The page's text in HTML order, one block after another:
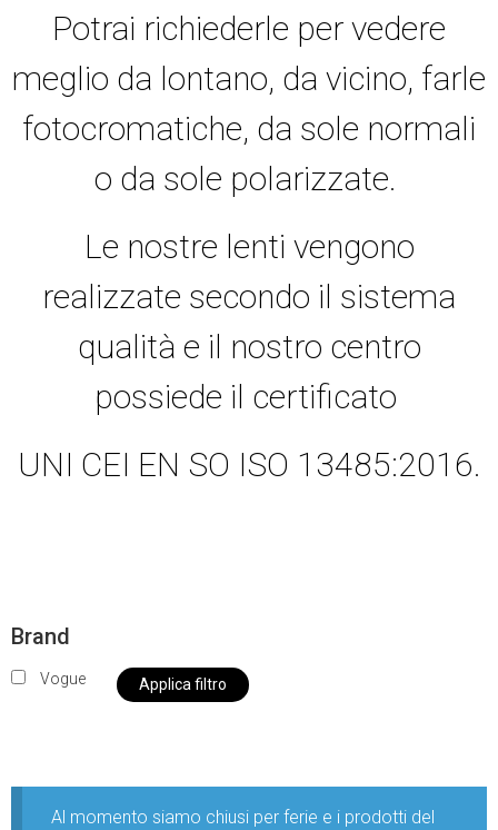
Potrai richiederle per vedere
meglio da lontano, da vicino, farle
fotocromatiche, da sole normali
o da sole polarizzate.
Le nostre lenti vengono
realizzate secondo il sistema
qualità e il nostro centro
possiede il certificato
UNI CEI EN SO ISO 13485:2016.
Brand
Vogue Applica filtro
Al momento siamo chiusi per ferie e i prodotti del